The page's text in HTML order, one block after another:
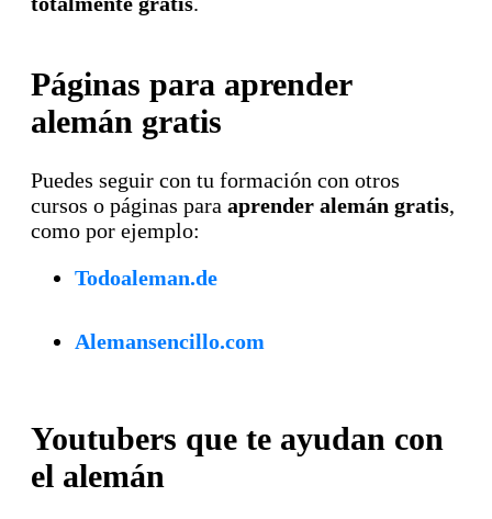
Páginas para aprender
alemán gratis
Puedes seguir con tu formación con otros
cursos o páginas para aprender alemán gratis,
como por ejemplo:
Todoaleman.de
Alemansencillo.com
Youtubers que te ayudan con
el alemán